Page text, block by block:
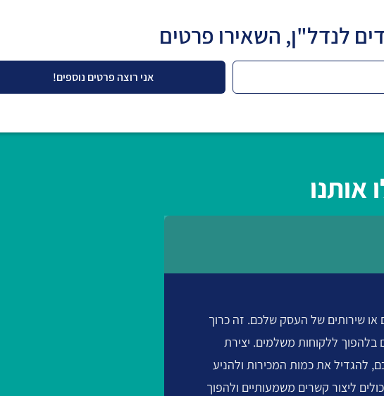
לנדל"ן, השאירו פרטים
אני רוצה פרטים נוספים!
או שירותים של העסק שלכם. זה כרוך
בלהפוך ללקוחות משלמים. יצירת
להגדיל את כמות המכירות ולהניע
ליצור קשרים משמעותיים ולהפוך